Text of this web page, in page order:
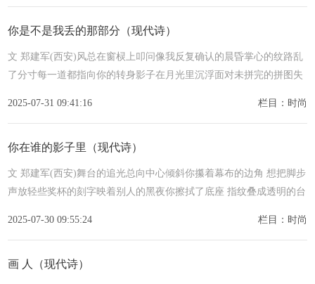
你是不是我丢的那部分（现代诗）
文 郑建军(西安)风总在窗棂上叩问像我反复确认的晨昏掌心的纹路乱
了分寸每一道都指向你的转身影子在月光里沉浮面对未拼完的拼图失
2025-07-31 09:41:16
栏目：时尚
你在谁的影子里（现代诗）
文 郑建军(西安)舞台的追光总向中心倾斜你攥着幕布的边角 想把脚步
声放轻些奖杯的刻字映着别人的黑夜你擦拭了底座 指纹叠成透明的台
2025-07-30 09:55:24
栏目：时尚
画 人（现代诗）